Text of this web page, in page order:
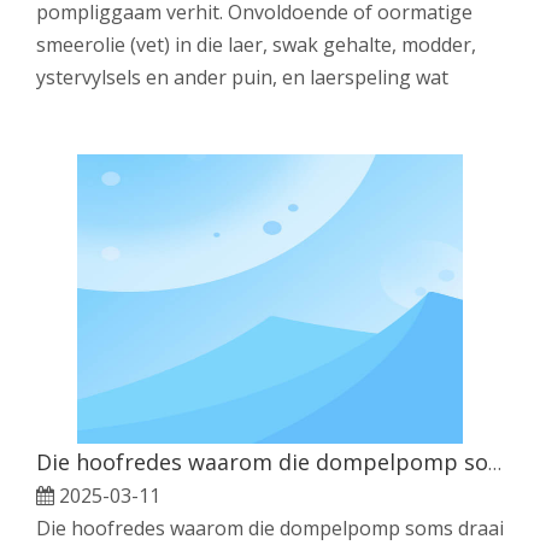
pompliggaam verhit. Onvoldoende of oormatige
smeerolie (vet) in die laer, swak gehalte, modder,
ystervylsels en ander puin, en laerspeling wat
Die hoofredes waarom die dompelpomp soms draai en soms nie draai nie
2025-03-11
Die hoofredes waarom die dompelpomp soms draai